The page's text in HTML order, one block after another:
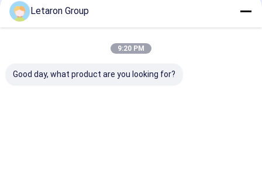
IR 도어 스위치
캐비닛 LED 드라이버 아래
IP44 LED 드라이버
Letaron Group
9:20 PM
Good day, what product are you looking for?